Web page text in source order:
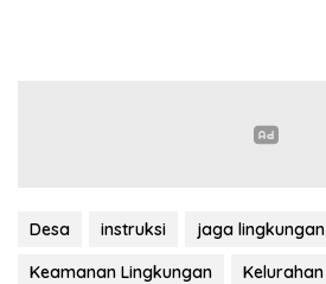
Desa instruksi
jaga lingkungan
Keamanan Lingkungan
Kelurahan